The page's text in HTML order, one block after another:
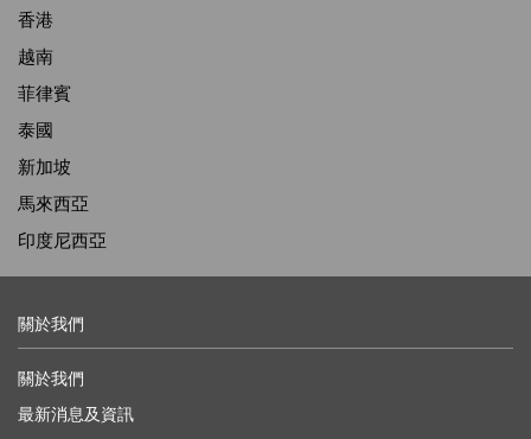
香港
越南
菲律賓
泰國
新加坡
馬來西亞
印度尼西亞
關於我們
關於我們
最新消息及資訊